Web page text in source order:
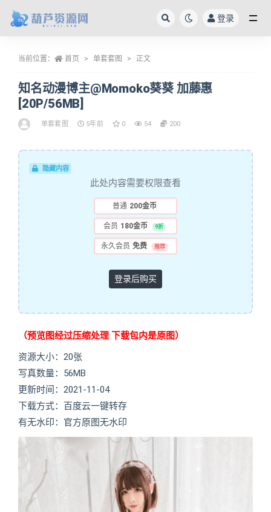
登录
当前位置： 首页 单套套图 正文
知名动漫博主@Momoko葵葵 加藤惠
[20P/56MB]
单套套图 5年前 0 54 200
隐藏内容
此处内容需要权限查看
普通 200金币
会员 180金币 9折
永久会员 免费 推荐
登录后购买
（预览图经过压缩处理 下载包内是原图）
资源大小：20张
写真数量：56MB
更新时间：2021-11-04
下载方式：百度云一键转存
有无水印：官方原图无水印